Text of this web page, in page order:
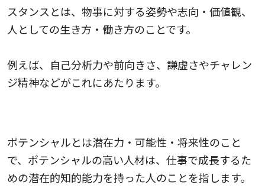
スタンスとは、物事に対する姿勢や志向・価値観、
人としての生き方・働き方のことです。
例えば、自己分析力や前向きさ、謙虚さやチャレン
ジ精神などがこれにあたります。
ポテンシャルとは潜在力・可能性・将来性のこと
で、ポテンシャルの高い人材は、仕事で成長するた
めの潜在的知的能力を持った人のことを指します。